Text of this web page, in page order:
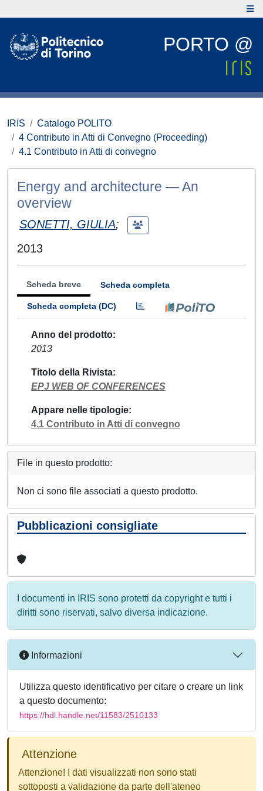
PORTO @
IRIS
Catalogo POLITO
4 Contributo in Atti di Convegno (Proceeding)
4.1 Contributo in Atti di convegno
Energy and architecture — An
overview
SONETTI, GIULIA;
2013
Scheda breve Scheda completa
Scheda completa (DC)
Anno del prodotto
2013
Titolo della Rivista
EPJ WEB OF CONFERENCES
Appare nelle tipologie
4.1 Contributo in Atti di convegno
File in questo prodotto:
Non ci sono file associati a questo prodotto.
Pubblicazioni consigliate
I documenti in IRIS sono protetti da copyright e tutti i
diritti sono riservati, salvo diversa indicazione.
Informazioni
Utilizza questo identificativo per citare o creare un link
a questo documento:
https://hdl.handle.net/11583/2510133
Attenzione
Attenzione! I dati visualizzati non sono stati
sottoposti a validazione da parte dell'ateneo